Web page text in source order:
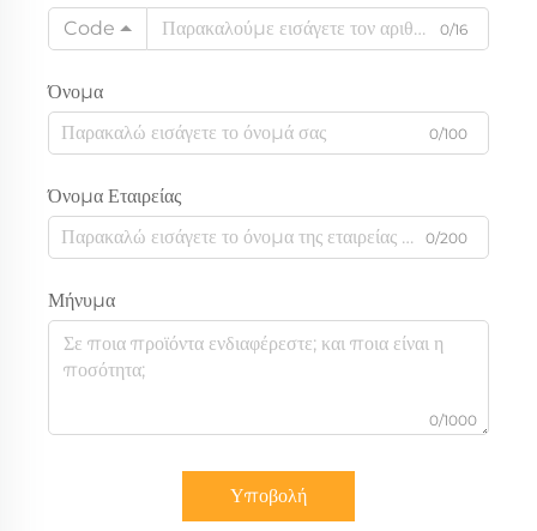
Code
0/16
Όνομα
0/100
Όνομα Εταιρείας
0/200
Μήνυμα
0/1000
Υποβολή